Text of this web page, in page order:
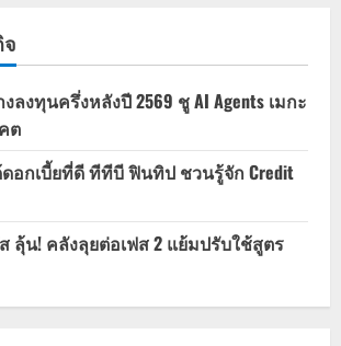
ลงทุนครึ่งหลังปี 2569 ชู AI Agents เมกะ
ต
อกเบี้ยที่ดี ทีทีบี ฟินทิป ชวนรู้จัก Credit
ลุ้น! คลังลุยต่อเฟส 2 แย้มปรับใช้สูตร